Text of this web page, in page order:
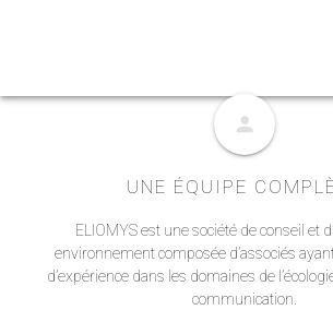
person
UNE ÉQUIPE
ELIOMYS est une société de conseil et
environnement composée d’associés
d’expérience dans les domaines de
communication.